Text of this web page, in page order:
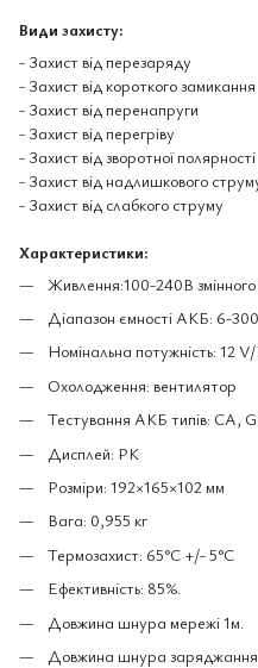
Види захисту:
- Захист від перезаряду
- Захист від короткого замикання
- Захист від перенапруги
- Захист від перегріву
- Захист від зворотної полярності
- Захист від надлишкового
- Захист від слабкого струму
Характеристики:
Живлення:100-240В
Діапазон ємності АКБ: 6-
Номінальна потужність: 12
Охолодження: вентилятор
Тестування АКБ типів: CA,
Дисплей: РК
Розміри: 192×165×102 мм
Вага: 0,955 кг
Термозахист: 65°C +/- 5°C
Ефективність: 85%.
Довжина шнура мережі 1м.
Довжина шнура